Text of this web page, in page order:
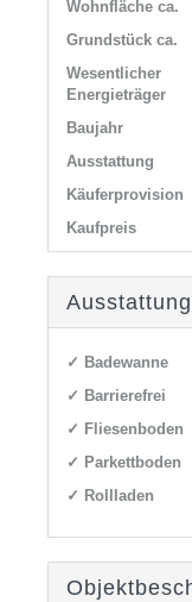
Wohnfläche ca.
Grund­stück ca.
Wesentlicher
Energieträger
Baujahr
Ausstattung
Käufer­provision
Kaufpreis
✓ Badewanne
✓ Barrierefrei
✓ Fliesenboden
✓ Parkettboden
✓ Rollladen